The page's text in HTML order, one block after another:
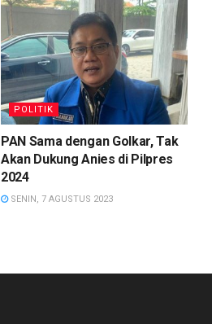
POLITIK
PAN Sama dengan Golkar, Tak
Akan Dukung Anies di Pilpres
2024
SENIN, 7 AGUSTUS 2023